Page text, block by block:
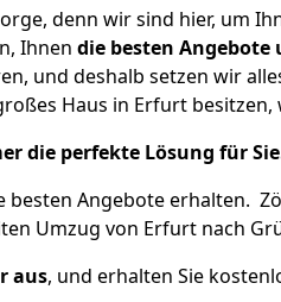
denn wir sind hier, um
Ihnen die besten Angebote
und deshalb setzen wir
Haus in Erfurt
die perfekte Lösung für
besten Angebote erhalten.
Umzug von Erfurt nach
aus, und erhalten Sie